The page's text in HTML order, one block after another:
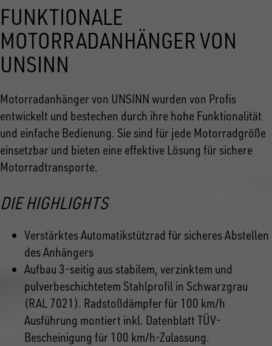
FUNKTIONALE
MOTORRADANHÄNGER VON
UNSINN
Motorradanhänger von UNSINN wurden von Profis
entwickelt und bestechen durch ihre hohe Funktionalität
und einfache Bedienung. Sie sind für jede Motorradgröße
einsetzbar und bieten eine effektive Lösung für sichere
Motorradtransporte.
DIE HIGHLIGHTS
Verstärktes Automatikstützrad für sicheres Abstellen
des Anhängers
Aufbau 3-seitig aus stabilem, verzinktem und
pulverbeschichtetem Stahlprofil in Schwarzgrau
(RAL 7021). Radstoßdämpfer für 100 km/h
Ausführung montiert inkl. Datenblatt TÜV-
Bescheinigung für 100 km/h-Zulassung.